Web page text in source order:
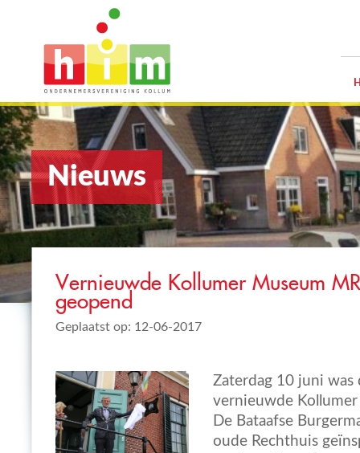
Nieuws
Vernieuwde Kollumer Museum
geopend
Geplaatst op: 12-06-2017
Zaterdag 10 juni
vernieuwde
De Bataafse
oude Rechthuis